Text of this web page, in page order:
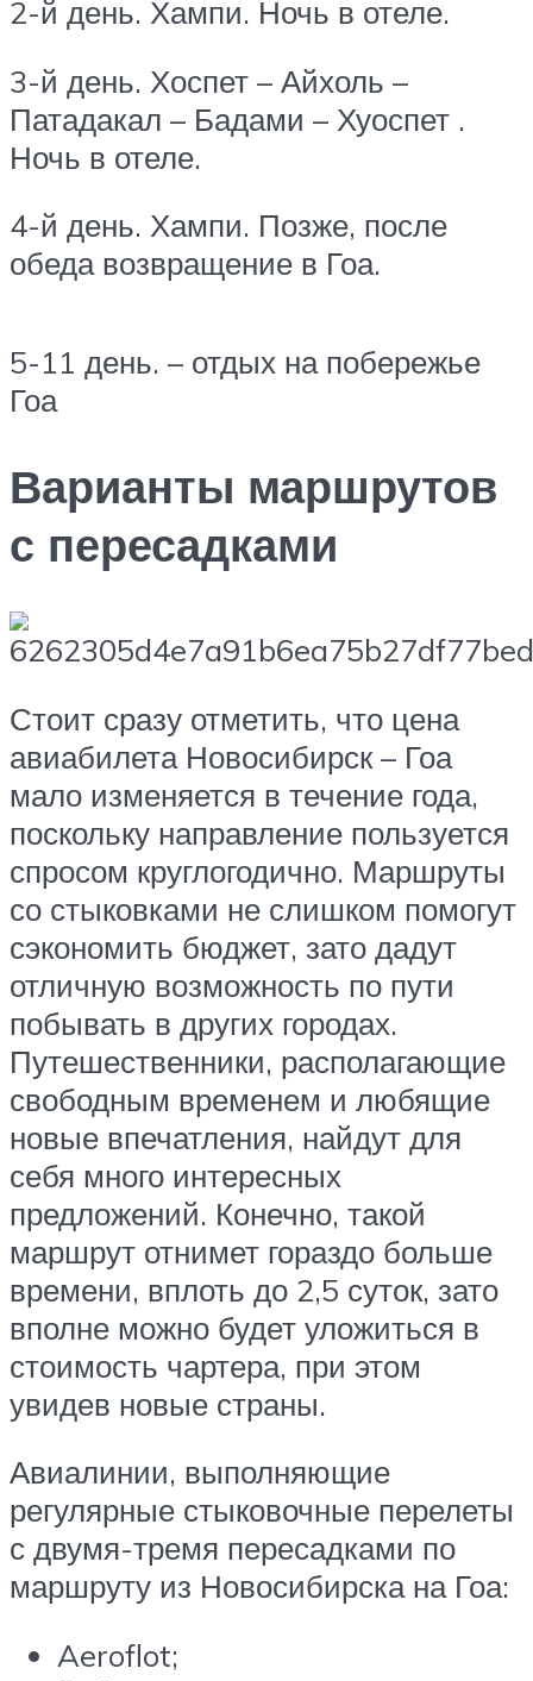
2-й день. Хампи. Ночь в отеле.
3-й день. Хоспет – Айхоль –
Патадакал – Бадами – Хуоспет .
Ночь в отеле.
4-й день. Хампи. Позже, после
обеда возвращение в Гоа.
5-11 день. – отдых на побережье
Гоа
Варианты маршрутов
с пересадками
Стоит сразу отметить, что цена
авиабилета Новосибирск – Гоа
мало изменяется в течение года,
поскольку направление пользуется
спросом круглогодично. Маршруты
со стыковками не слишком помогут
сэкономить бюджет, зато дадут
отличную возможность по пути
побывать в других городах.
Путешественники, располагающие
свободным временем и любящие
новые впечатления, найдут для
себя много интересных
предложений. Конечно, такой
маршрут отнимет гораздо больше
времени, вплоть до 2,5 суток, зато
вполне можно будет уложиться в
стоимость чартера, при этом
увидев новые страны.
Авиалинии, выполняющие
регулярные стыковочные перелеты
с двумя-тремя пересадками по
маршруту из Новосибирска на Гоа:
Aeroflot;